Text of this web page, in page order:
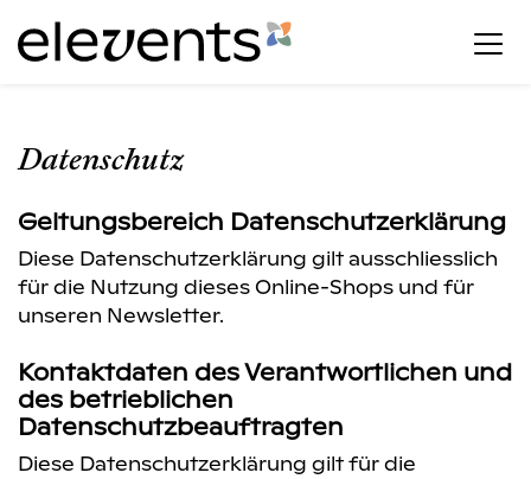
Datenschutz
Geltungsbereich Datenschutzerklärung
Diese Datenschutzerklärung gilt ausschliesslich
für die Nutzung dieses Online-Shops und für
unseren Newsletter.
Kontaktdaten des Verantwortlichen und
des betrieblichen
Datenschutzbeauftragten
Diese Datenschutzerklärung gilt für die